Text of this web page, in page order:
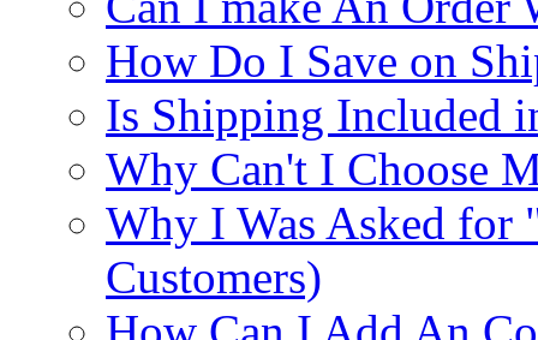
How Do I Save on
Is Shipping Included
Why Can't I Choose
Why I Was Asked for
Customers)